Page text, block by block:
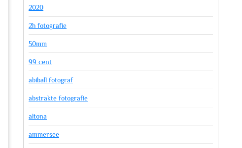
2020
2h fotografie
50mm
99 cent
abiball fotograf
abstrakte fotografie
altona
ammersee